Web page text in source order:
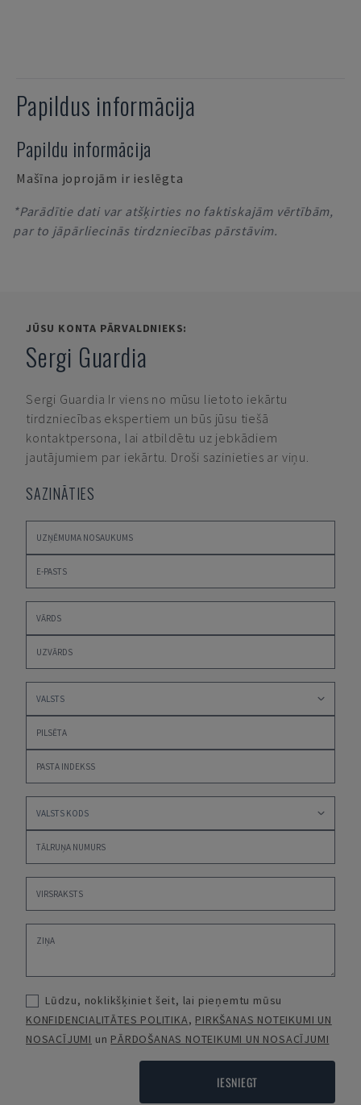
Papildus informācija
Papildu informācija
Mašīna joprojām ir ieslēgta
*Parādītie dati var atšķirties no faktiskajām vērtībām,
par to jāpārliecinās tirdzniecības pārstāvim.
JŪSU KONTA PĀRVALDNIEKS:
Sergi Guardia
Sergi Guardia Ir viens no mūsu lietoto iekārtu
tirdzniecības ekspertiem un būs jūsu tiešā
kontaktpersona, lai atbildētu uz jebkādiem
jautājumiem par iekārtu. Droši sazinieties ar viņu.
SAZINĀTIES
Lūdzu, noklikšķiniet šeit, lai pieņemtu mūsu
KONFIDENCIALITĀTES POLITIKA, PIRKŠANAS NOTEIKUMI UN
NOSACĪJUMI un PĀRDOŠANAS NOTEIKUMI UN NOSACĪJUMI
IESNIEGT